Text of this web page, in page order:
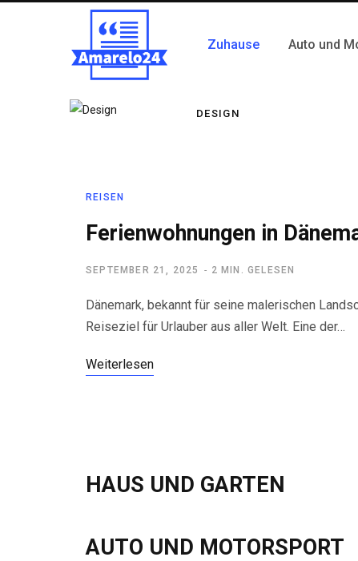
Zuhause Auto und
DESIGN
REISEN
Ferienwohnungen in
SEPTEMBER 21, 2025 2 MIN. GELESEN
Dänemark, bekannt für seine malerischen
Reiseziel für Urlauber aus aller Welt. Eine der…
Weiterlesen
HAUS UND GARTEN
AUTO UND MOTORSPORT